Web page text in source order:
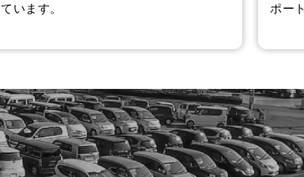
ています。
ポー